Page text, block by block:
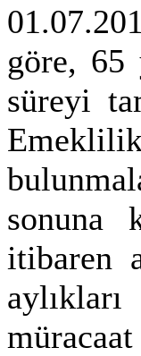
göre, 65
süreyi
sonuna
itibaren